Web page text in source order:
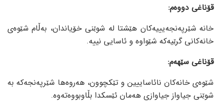
قۆناغی دووەم:
خانە شێرپەنجەیییەکان هێشتا لە شوێنی خۆیاندان، بەڵام شێوەی
خانەکانی گرێیەکە شێواوە و ئاسایی نییە.
قۆناغی سێهەم:
شێوەی خانەکان نائاساییین و تێکچوون، هەروەها شێرپەنجەکە بە
شوێنی جیاواز جیاوازی هەمان ئێسکدا بڵاوبووەتەوە.